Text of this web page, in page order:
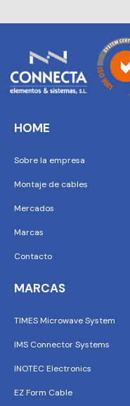
HOME
Sobre la empresa
Montaje de cables
Mercados
Marcas
Contacto
MARCAS
TIMES Microwave System
IMS Connector Systems
INOTEC Electronics
EZ Form Cable